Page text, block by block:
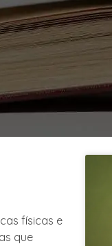
físicas e
que